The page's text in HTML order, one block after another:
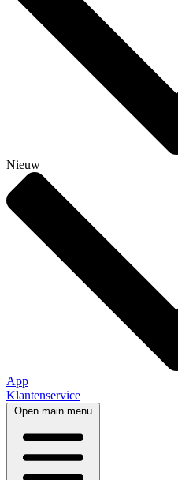
Nieuw
App
Klantenservice
Open main menu